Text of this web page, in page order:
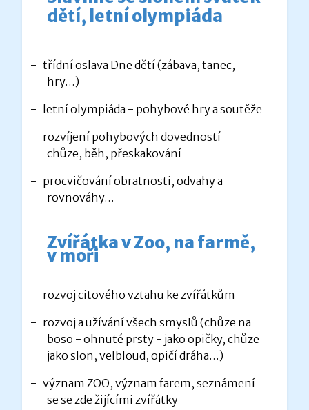
dětí, letní olympiáda
- třídní oslava Dne dětí (zábava, tanec,
hry…)
-
letní olympiáda - pohybové hry a soutěže
- rozvíjení pohybových dovedností –
chůze, běh, přeskakování
- procvičování obratnosti, odvahy a
rovnováhy…
Zvířátka v Zoo, na farmě,
v moři
- rozvoj citového vztahu ke zvířátkům
- rozvoj a užívání všech smyslů (chůze na
boso - ohnuté prsty - jako opičky, chůze
jako slon, velbloud, opičí dráha…)
- význam ZOO, význam farem, seznámení
se se zde žijícími zvířátky